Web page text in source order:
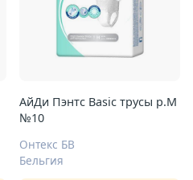
АйДи Пэнтс Basic трусы р.M
№10
Онтекс БВ
Бельгия